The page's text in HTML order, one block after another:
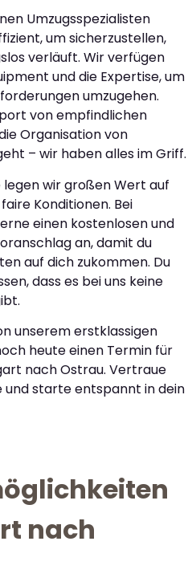
Umzugsspezialisten
um sicherzustellen,
verläuft. Wir verfügen
und die Expertise, um
umzugehen.
von empfindlichen
Organisation von
– wir haben alles im Griff.
legen wir großen Wert auf
Konditionen. Bei
einen kostenlosen und
an, damit du
auf dich zukommen. Du
dass es bei uns keine
unserem erstklassigen
heute einen Termin für
nach Ostrau. Vertraue
und starte entspannt in dein
nach